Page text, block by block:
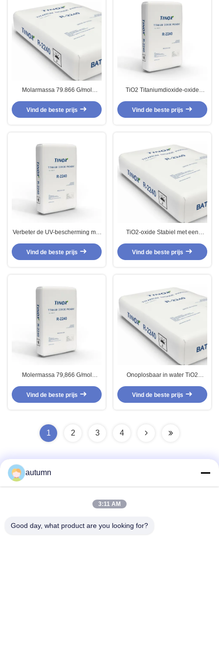
Molarmassa 79.866 G/mol
Verbeterde prestaties
Vind de beste prijs
TiO2 Titaniumdioxide-oxide
79,866 G/mol
Vind de beste prijs
Verbeter de UV-bescherming met
zonnebrandcrème
Vind de beste prijs
TiO2-oxide Stabiel met een
industriële doeleinden
Vind de beste prijs
Molermassa 79,866 G/mol
formule TiO2
Vind de beste prijs
Onoplosbaar in water TiO2
rutielkristallenstructuur
Vind de beste prijs
1 2 3 4
1st Verdieping, No.40, No.69, de Middenstraat van
autumn
3:11 AM
Good day, what product are you looking for?